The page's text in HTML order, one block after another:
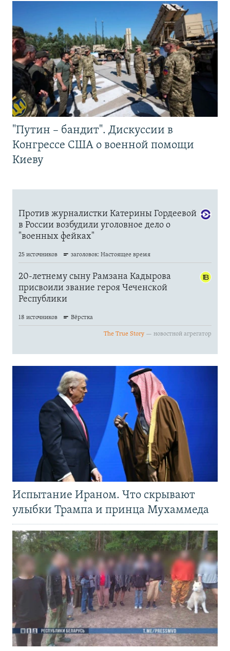
"Путин – бандит". Дискуссии в
Конгрессе США о военной помощи
Киеву
Испытание Ираном. Что скрывают
улыбки Трампа и принца Мухаммеда